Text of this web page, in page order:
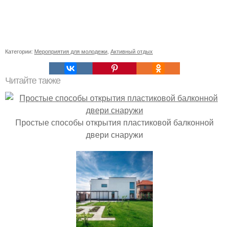
Категории: Мероприятия для молодежи Активный отдых
Читайте также
Простые способы открытия пластиковой балконной
двери снаружи